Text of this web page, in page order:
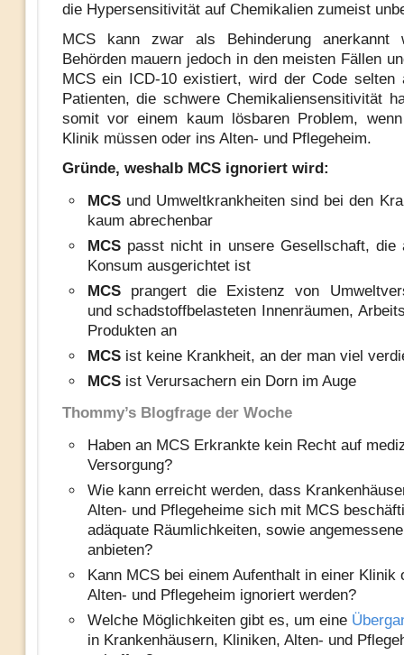
die Hypersensitivität auf Chemikalien zumeist
MCS kann zwar als Behinderung anerkannt
Behörden mauern jedoch in den meisten Fällen
MCS ein ICD-10 existiert, wird der Code selten
Patienten, die schwere Chemikaliensensitivität
somit vor einem kaum lösbaren Problem,
Klinik müssen oder ins Alten- und Pflegeheim.
Gründe, weshalb MCS ignoriert wird:
MCS und Umweltkrankheiten sind bei den
kaum abrechenbar
MCS passt nicht in unsere Gesellschaft, die
Konsum ausgerichtet ist
MCS prangert die Existenz von
und schadstoffbelasteten Innenräumen,
Produkten an
MCSist keine Krankheit, an der man viel
MCSist Verursachern ein Dorn im Auge
Thommy’s Blogfrage der Woche
Haben an MCS Erkrankte kein Recht auf
Versorgung?
Wie kann erreicht werden, dass
Alten- und Pflegeheime sich mit MCS
adäquate Räumlichkeiten, sowie
anbieten?
Kann MCS bei einem Aufenthalt in einer Klinik
Alten- und Pflegeheim ignoriert werden?
Welche Möglichkeiten gibt es, um eine
in Krankenhäusern, Kliniken, Alten- und